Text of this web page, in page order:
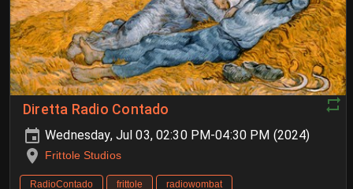
Diretta Radio Contado
Wednesday, Jul 03, 02:30 PM-04:30 PM (2024)
Frittole Studios
RadioContado frittole radiowombat